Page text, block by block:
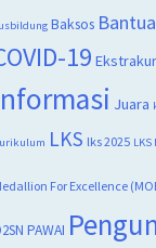
Baksos
19
Juara
LKS lks 2025 LKS
For Excellence
PAWAI